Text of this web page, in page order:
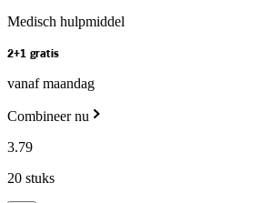
Medisch hulpmiddel
2+1 gratis
vanaf maandag
Combineer nu
3.79
20 stuks